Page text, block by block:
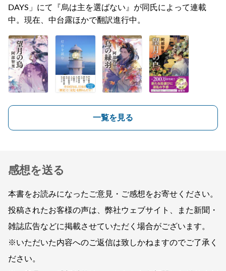
DAYS」にて『烏は主を選ばない』が同氏によって連載
中。現在、中台露ほかで翻訳進行中。
一覧を見る
感想を送る
本書をお読みになったご意見・ご感想をお寄せください。
投稿されたお客様の声は、弊社ウェブサイト、また新聞・
雑誌広告などに掲載させていただく場合がございます。
※いただいた内容へのご返信は致しかねますのでご了承く
ださい。